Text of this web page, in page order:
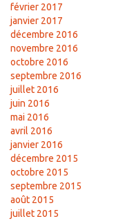
février 2017
janvier 2017
décembre 2016
novembre 2016
octobre 2016
septembre 2016
juillet 2016
juin 2016
mai 2016
avril 2016
janvier 2016
décembre 2015
octobre 2015
septembre 2015
août 2015
juillet 2015